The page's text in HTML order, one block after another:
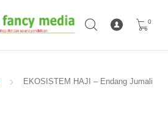
0
EKOSISTEM HAJI – Endang Jumali